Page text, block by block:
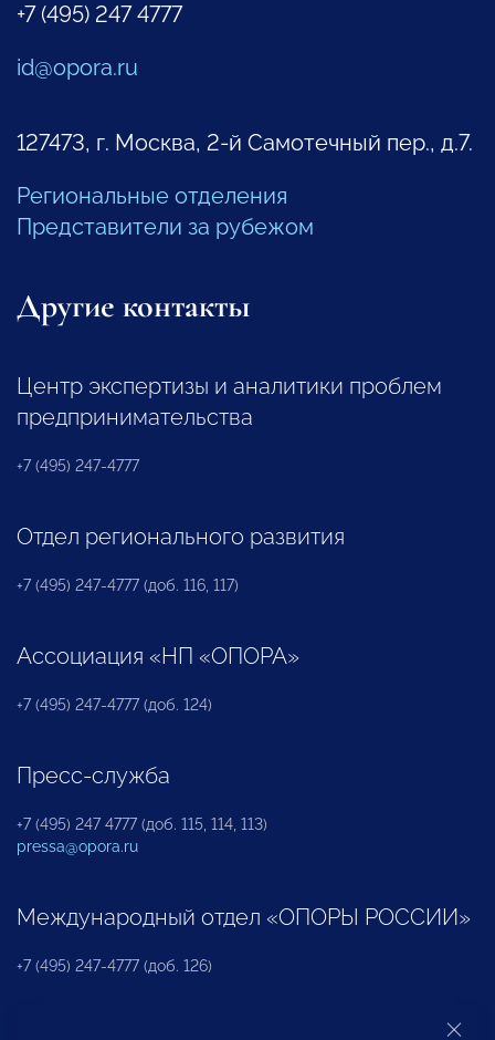
+7 (495) 247 4777
id@opora.ru
127473, г. Москва, 2-й Самотечный пер., д.7.
Региональные отделения
Представители за рубежом
Другие контакты
Центр экспертизы и аналитики проблем
предпринимательства
+7 (495) 247-4777
Отдел регионального развития
+7 (495) 247-4777 (доб. 116, 117)
Ассоциация «НП «ОПОРА»
+7 (495) 247-4777 (доб. 124)
Пресс-служба
+7 (495) 247 4777 (доб. 115, 114, 113)
pressa@opora.ru
Международный отдел «ОПОРЫ РОССИИ»
+7 (495) 247-4777 (доб. 126)